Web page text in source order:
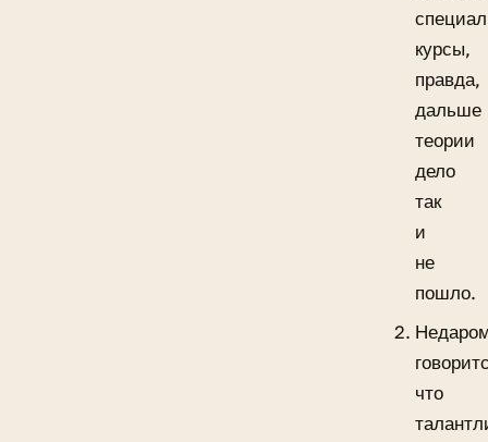
курсы,
правда,
дальше
теории
дело
так
и
не
пошло.
что